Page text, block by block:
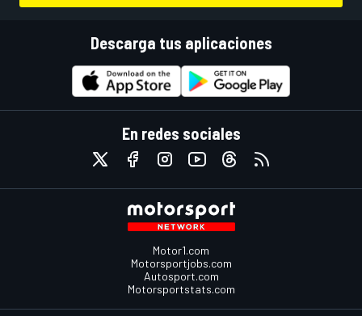
Descarga tus aplicaciones
En redes sociales
Motor1.com
Motorsportjobs.com
Autosport.com
Motorsportstats.com